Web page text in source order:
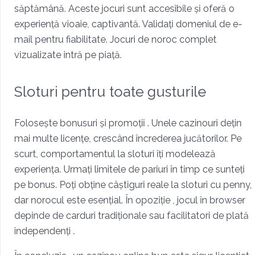
săptămână. Aceste jocuri sunt accesibile și oferă o
experiență vioaie, captivantă. Validați domeniul de e-
mail pentru fiabilitate. Jocuri de noroc complet
vizualizate intră pe piață.
Sloturi pentru toate gusturile
Folosește bonusuri și promoții . Unele cazinouri dețin
mai multe licențe, crescând încrederea jucătorilor. Pe
scurt, comportamentul la sloturi îți modelează
experiența. Urmați limitele de pariuri în timp ce sunteți
pe bonus. Poți obține câștiguri reale la sloturi cu penny,
dar norocul este esențial. În opoziție , jocul în browser
depinde de carduri tradiționale sau facilitatori de plată
independenți .